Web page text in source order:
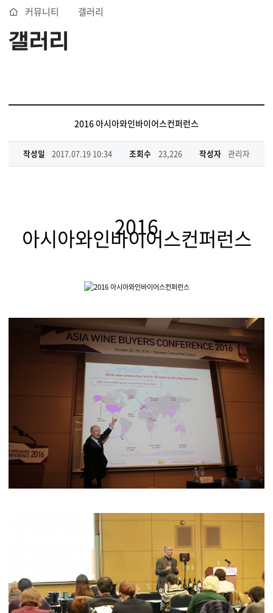
커뮤니티 갤러리
갤러리
2016 아시아와인바이어스컨퍼런스
작성일 2017.07.19 10:34 조회수 23,226 작성자 관리자
2016
아시아와인바이어스컨퍼런스